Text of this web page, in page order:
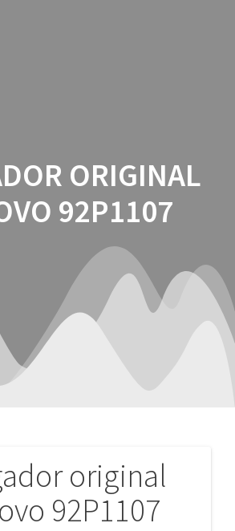
ORIGINAL
92P1107
original
92P1107